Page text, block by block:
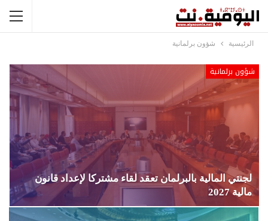
الرئيسية شؤون برلمانية
شؤون برلمانية
لجنتي المالية بالبرلمان تعقد لقاء مشتركا لإعداد قانون
مالية 2027